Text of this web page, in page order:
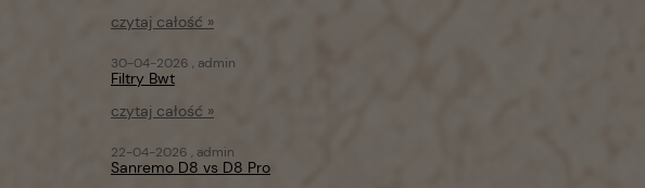
czytaj całość »
Filtry Bwt
30-04-2026 , admin
czytaj całość »
Sanremo D8 vs D8 Pro
22-04-2026 , admin